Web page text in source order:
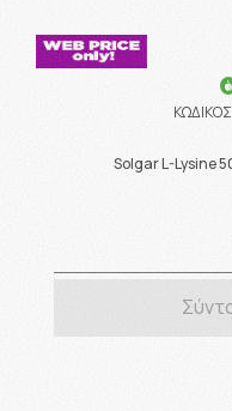
Solgar L-Lysine